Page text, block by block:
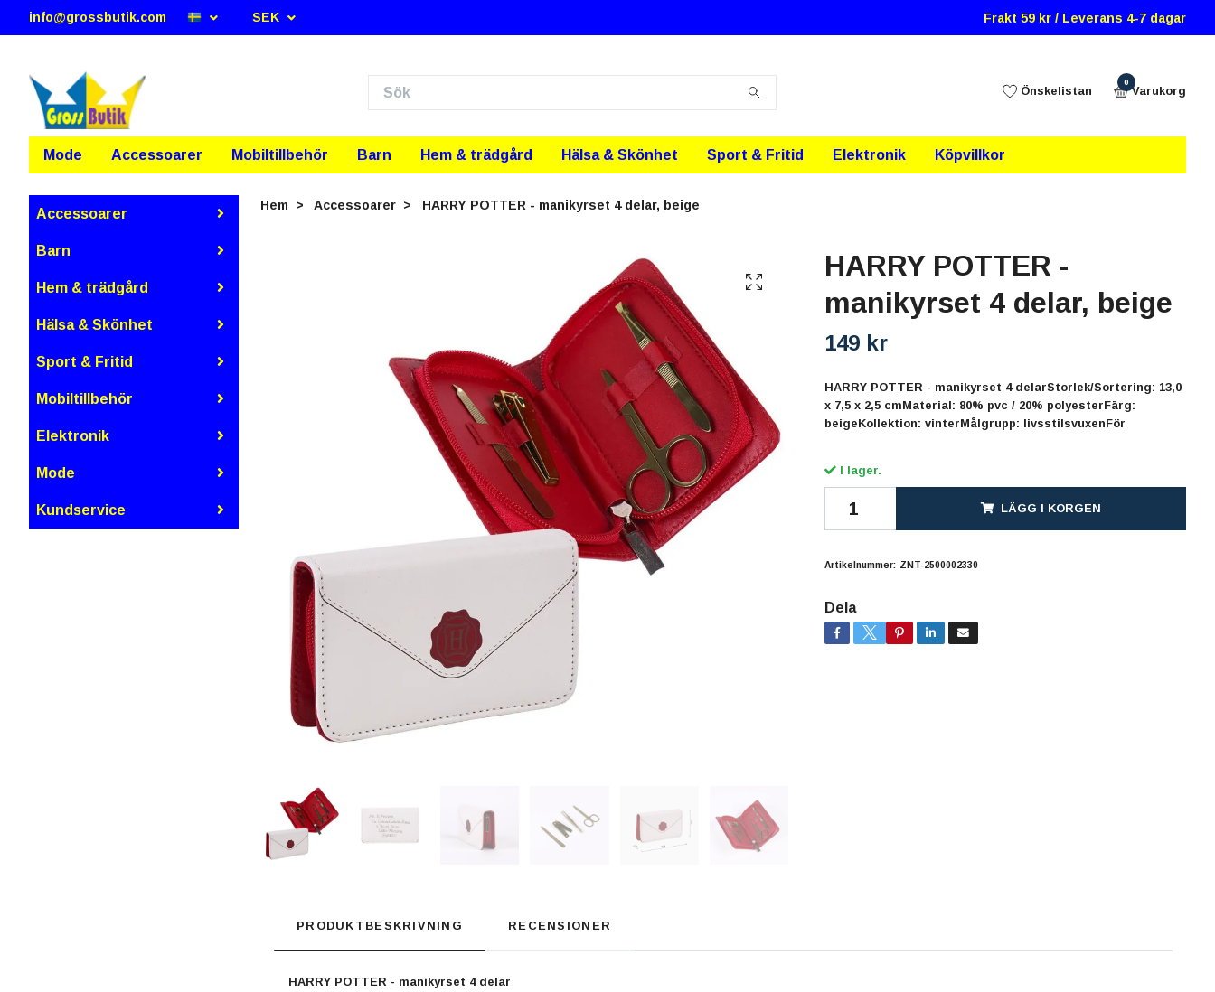
info@grossbutik.com SEK Frakt 59 kr / Leverans 4-7 dagar
Önskelistan
0
Varukorg
Mode Accessoarer Mobiltillbehör Barn Hem & trädgård Hälsa & Skönhet Sport & Fritid Elektronik Köpvillkor
Accessoarer
Barn
Hem & trädgård
Hälsa & Skönhet
Sport & Fritid
Mobiltillbehör
Elektronik
Mode
Kundservice
Hem Accessoarer HARRY POTTER - manikyrset 4 delar, beige
HARRY POTTER -
manikyrset 4 delar, beige
149 kr
HARRY POTTER - manikyrset 4 delarStorlek/Sortering: 13,0
x 7,5 x 2,5 cmMaterial: 80% pvc / 20% polyesterFärg:
beigeKollektion: vinterMålgrupp: livsstilsvuxenFör
I lager.
LÄGG I KORGEN
Artikelnummer: ZNT-2500002330
Dela
PRODUKTBESKRIVNING RECENSIONER
HARRY POTTER - manikyrset 4 delar